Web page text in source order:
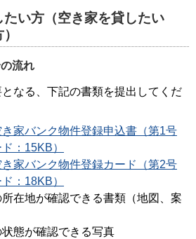
い方（空き家を貸したい
流れ
なる、下記の書類を提出してくだ
家バンク物件登録申込書（第1号
：15KB）
家バンク物件登録カード（第2号
：18KB）
在地が確認できる書類（地図、案
態が確認できる写真